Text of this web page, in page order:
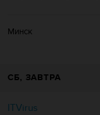
Минск
СБ, ЗАВТРА
ITVirus